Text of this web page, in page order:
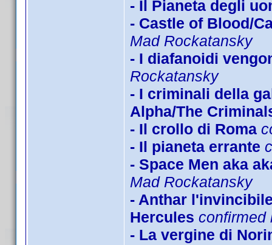
- Il Pianeta degli
- Castle of Blood/
Mad Rockatansky
- I diafanoidi
Rockatansky
- I criminali della
Alpha/The
- Il crollo di Roma
- Il pianeta errante
- Space Men aka
Mad Rockatansky
- Anthar
Hercules confirmed
- La vergine di